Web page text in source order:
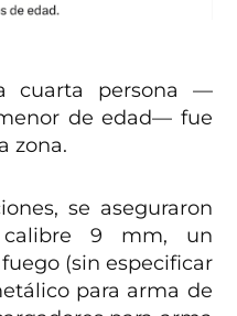
cuarta persona —
de edad— fue
zona.
se aseguraron
9 mm, un
(sin especificar
para arma de